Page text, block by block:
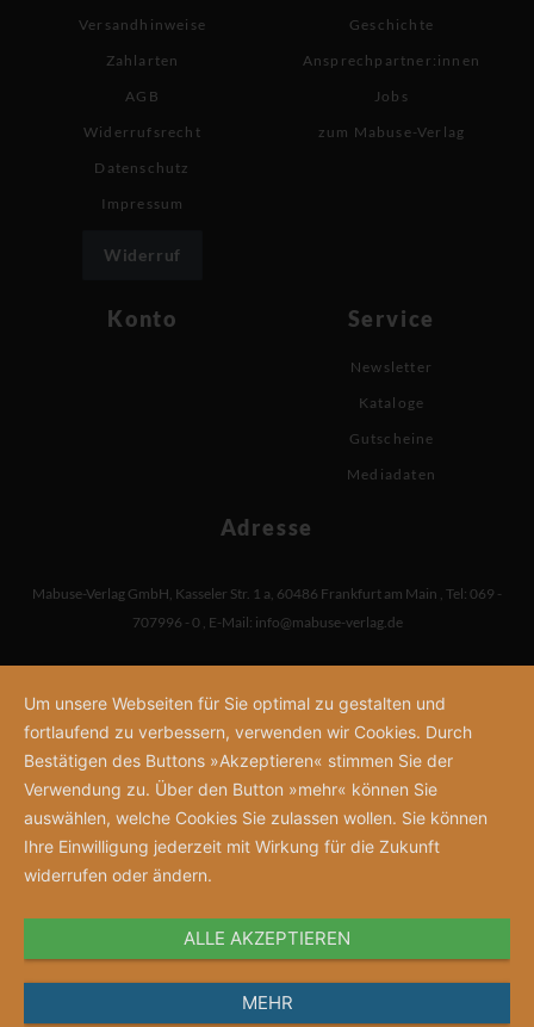
Versandhinweise
Zahlarten
AGB
Widerrufsrecht
Datenschutz
Impressum
Widerruf
Geschichte
Ansprechpartner:innen
Jobs
zum Mabuse-Verlag
Konto Service
Newsletter
Kataloge
Gutscheine
Mediadaten
Adresse
Mabuse-Verlag GmbH, Kasseler Str. 1 a, 60486 Frankfurt am Main , Tel: 069 -
707996 - 0 , E-Mail: info@mabuse-verlag.de
Um unsere Webseiten für Sie optimal zu gestalten und
fortlaufend zu verbessern, verwenden wir Cookies. Durch
Bestätigen des Buttons »Akzeptieren« stimmen Sie der
Verwendung zu. Über den Button »mehr« können Sie
auswählen, welche Cookies Sie zulassen wollen. Sie können
Ihre Einwilligung jederzeit mit Wirkung für die Zukunft
widerrufen oder ändern.
ALLE AKZEPTIEREN
MEHR